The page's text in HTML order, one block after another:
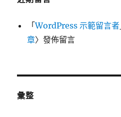
「WordPress 示範留言者
章〉發佈留言
彙整